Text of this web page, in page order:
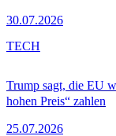
30.07.2026
Trump sagt, die EU
hohen Preis“ zahlen
25.07.2026
TECH